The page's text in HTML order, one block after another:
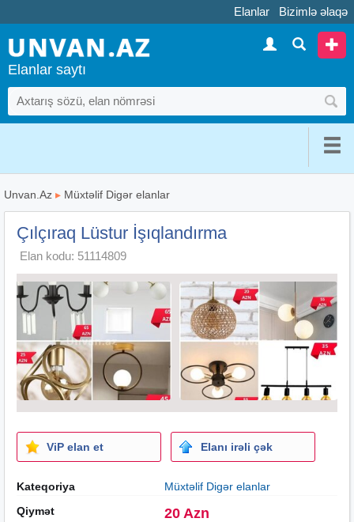
Elanlar Bizimlə əlaqə
Elanlar saytı
Unvan.Az ▸ Müxtəlif Digər elanlar
Çılçıraq Lüstur İşıqlandırma
Elan kodu: 51114809
ViP elan et Elanı irəli çək
Kateqoriya
Müxtəlif Digər elanlar
Qiymət
20 Azn